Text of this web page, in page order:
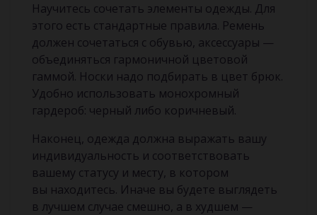
Научитесь сочетать элементы одежды. Для
этого есть стандартные правила. Ремень
должен сочетаться с обувью, аксессуары —
объединяться гармоничной цветовой
гаммой. Носки надо подбирать в цвет брюк.
Удобно использовать монохромный
гардероб: черный либо коричневый.
Наконец, одежда должна выражать вашу
индивидуальность и соответствовать
вашему статусу и месту, в котором
вы находитесь. Иначе вы будете выглядеть
в лучшем случае смешно, а в худшем —